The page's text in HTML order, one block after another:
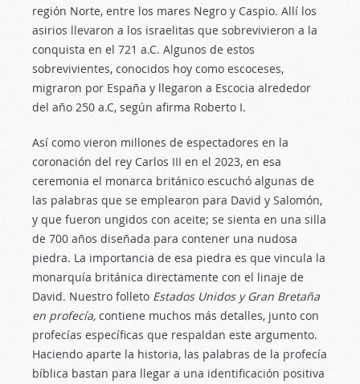
región Norte, entre los mares Negro y Caspio. Allí los
asirios llevaron a los israelitas que sobrevivieron a la
conquista en el 721 a.C. Algunos de estos
sobrevivientes, conocidos hoy como escoceses,
migraron por España y llegaron a Escocia alrededor
del año 250 a.C, según afirma Roberto I.
Así como vieron millones de espectadores en la
coronación del rey Carlos III en el 2023, en esa
ceremonia el monarca británico escuchó algunas de
las palabras que se emplearon para David y Salomón,
y que fueron ungidos con aceite; se sienta en una silla
de 700 años diseñada para contener una nudosa
piedra. La importancia de esa piedra es que vincula la
monarquía británica directamente con el linaje de
David. Nuestro folleto Estados Unidos y Gran Bretaña
en profecía, contiene muchos más detalles, junto con
profecías específicas que respaldan este argumento.
Haciendo aparte la historia, las palabras de la profecía
bíblica bastan para llegar a una identificación positiva